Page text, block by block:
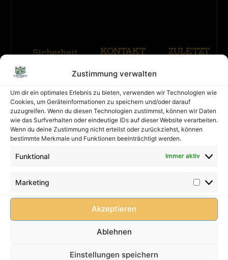
Zustimmung verwalten
Um dir ein optimales Erlebnis zu bieten, verwenden wir Technologien wie
Cookies, um Geräteinformationen zu speichern und/oder darauf
zuzugreifen. Wenn du diesen Technologien zustimmst, können wir Daten
wie das Surfverhalten oder eindeutige IDs auf dieser Website verarbeiten.
Wenn du deine Zustimmung nicht erteilst oder zurückziehst, können
bestimmte Merkmale und Funktionen beeinträchtigt werden.
Funktional Immer aktiv
Marketing
Akzeptieren
Ablehnen
Einstellungen speichern
Sicherheit
Eine
Hüpfburg
muss
immer
betreut
werden!
Kinder
können
mögliche
KONTAKT
Kontakt
Impressum
Datenschutz
AGB
FAQ
ZULETZT
Mit
Rutsche
Merhr
Erfahren
Mit
Merhr